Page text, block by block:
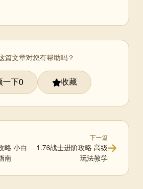
篇文章对您有帮助吗？
一下0 收藏
略 小白
南
下一篇
1.76战士进阶攻略 高级
玩法教学